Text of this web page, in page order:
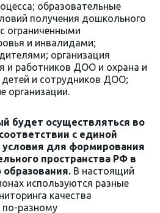
образовательные
получения дошкольного
ограниченными
и инвалидами;
организация
и работников ДОО и охрана и
детей и сотрудников ДОО;
организации.
будет осуществляться во
с единой
условия для формирования
пространства РФ в
В настоящий
используются разные
качества
по-разному